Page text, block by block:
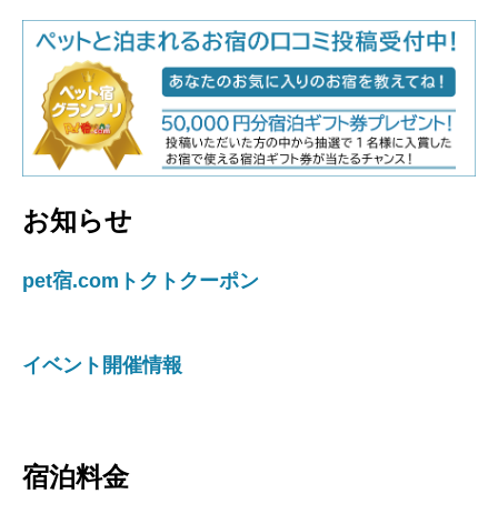
お知らせ
pet宿.comトクトクーポン
イベント開催情報
宿泊料金